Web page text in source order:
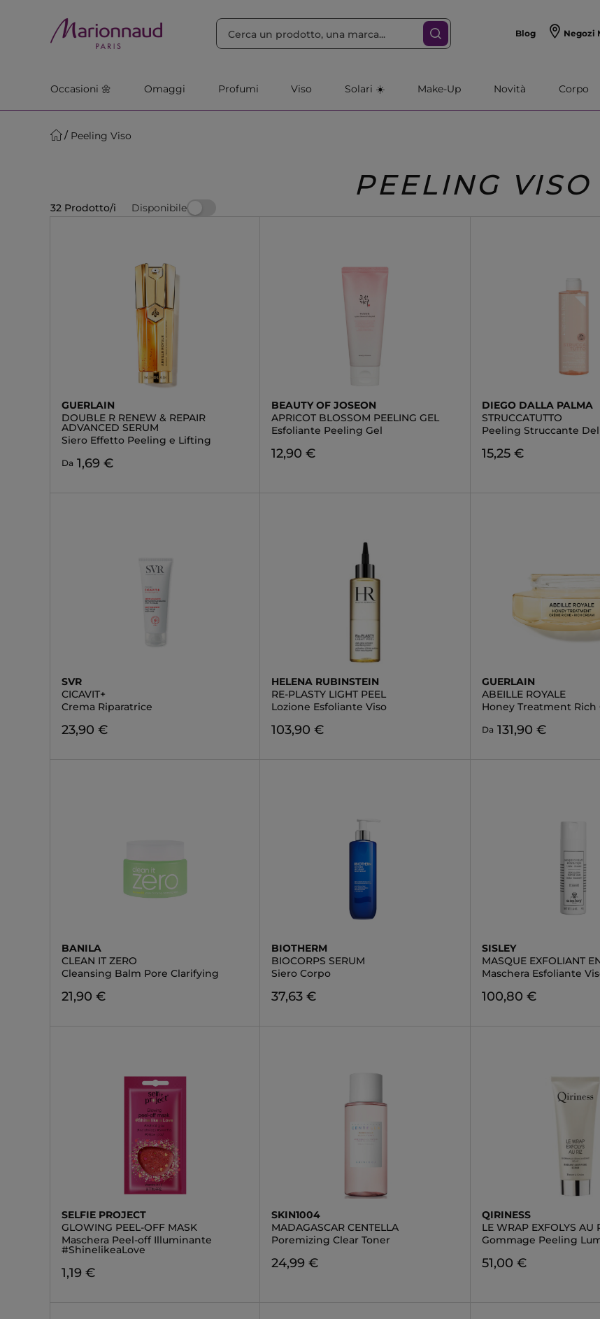
Blog Negozi
Occasioni 🌼 Omaggi Profumi Viso Solari ☀️ Make-Up Novità Corpo
Peeling Viso
PEELING VISO
32 Prodotto/i Disponibile
GUERLAIN
DOUBLE R RENEW & REPAIR
ADVANCED SERUM
Siero Effetto Peeling e Lifting
Da 1,69 €
BEAUTY OF JOSEON
APRICOT BLOSSOM PEELING GEL
Esfoliante Peeling Gel
12,90 €
DIEGO DALLA PALMA
STRUCCATUTTO
Peeling Struccante
15,25 €
SVR
CICAVIT+
Crema Riparatrice
23,90 €
HELENA RUBINSTEIN
RE-PLASTY LIGHT PEEL
Lozione Esfoliante Viso
103,90 €
GUERLAIN
ABEILLE ROYALE
Honey Treatment Rich
Da 131,90 €
BANILA
CLEAN IT ZERO
Cleansing Balm Pore Clarifying
21,90 €
BIOTHERM
BIOCORPS SERUM
Siero Corpo
37,63 €
SISLEY
MASQUE EXFOLIANT
Maschera Esfoliante
100,80 €
SELFIE PROJECT
GLOWING PEEL-OFF MASK
Maschera Peel-off Illuminante
#ShinelikeaLove
1,19 €
SKIN1004
MADAGASCAR CENTELLA
Poremizing Clear Toner
24,99 €
QIRINESS
LE WRAP EXFOLYS AU
Gommage Peeling
51,00 €